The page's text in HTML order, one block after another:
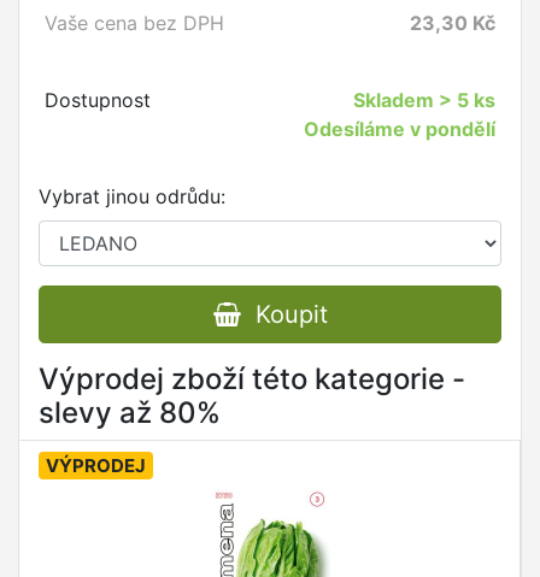
Vaše cena bez DPH
23,30 Kč
Dostupnost Skladem > 5 ks
Odesíláme v pondělí
Vybrat jinou odrůdu:
Koupit
Výprodej zboží této kategorie -
slevy až 80%
VÝPRODEJ